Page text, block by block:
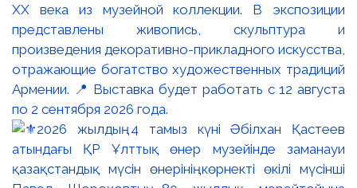
XX века из музейной коллекции. В экспозиции
представлены живопись, скульптура и
произведения декоративно-прикладного искусства,
отражающие богатство художественных традиций
Армении. 📍 Выставка будет работать с 12 августа
по 2 сентября 2026 года.